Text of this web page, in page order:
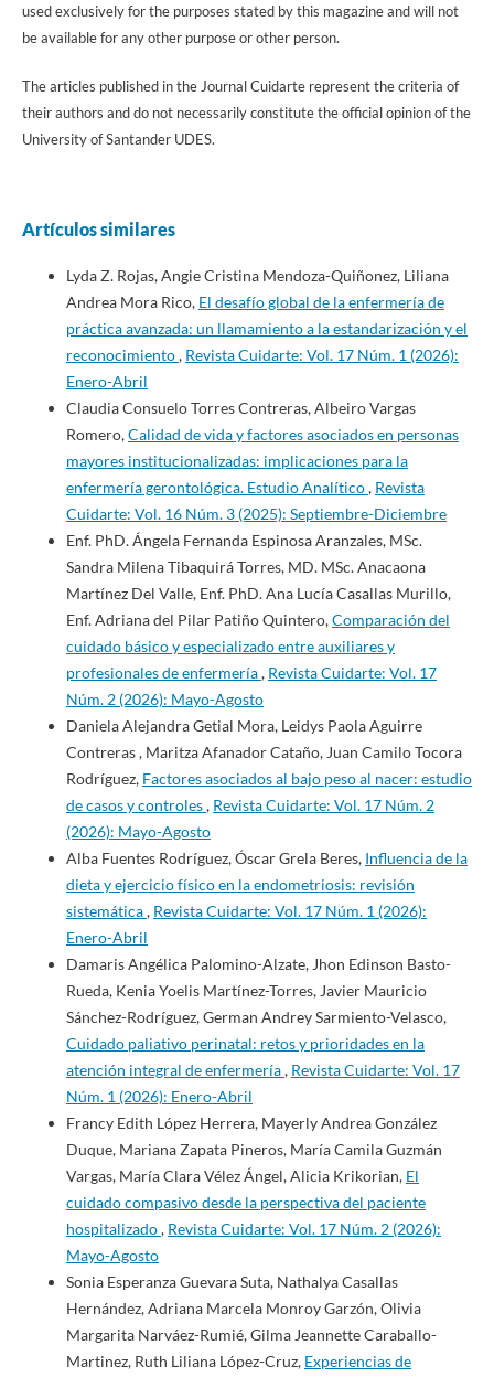
used exclusively for the purposes stated by this magazine and will not
be available for any other purpose or other person.
The articles published in the Journal Cuidarte represent the criteria of
their authors and do not necessarily constitute the official opinion of the
University of Santander UDES.
Artículos similares
Lyda Z. Rojas, Angie Cristina Mendoza-Quiñonez, Liliana
Andrea Mora Rico, El desafío global de la enfermería de
práctica avanzada: un llamamiento a la estandarización y el
reconocimiento, Revista Cuidarte: Vol. 17 Núm. 1 (2026):
Enero-Abril
Claudia Consuelo Torres Contreras, Albeiro Vargas
Romero,Calidad de vida y factores asociados en personas
mayores institucionalizadas: implicaciones para la
enfermería gerontológica. Estudio Analítico, Revista
Cuidarte: Vol. 16 Núm. 3 (2025): Septiembre-Diciembre
Enf. PhD. Ángela Fernanda Espinosa Aranzales, MSc.
Sandra Milena Tibaquirá Torres, MD. MSc. Anacaona
Martínez Del Valle, Enf. PhD. Ana Lucía Casallas Murillo,
Enf. Adriana del Pilar Patiño Quintero,Comparación del
cuidado básico y especializado entre auxiliares y
profesionales de enfermería, Revista Cuidarte: Vol. 17
Núm. 2 (2026): Mayo-Agosto
Daniela Alejandra Getial Mora, Leidys Paola Aguirre
Contreras , Maritza Afanador Cataño, Juan Camilo Tocora
Rodríguez, Factores asociados al bajo peso al nacer: estudio
de casos y controles, Revista Cuidarte: Vol. 17 Núm. 2
(2026): Mayo-Agosto
Alba Fuentes Rodríguez, Óscar Grela Beres, Influencia de la
dieta y ejercicio físico en la endometriosis: revisión
sistemática, Revista Cuidarte: Vol. 17 Núm. 1 (2026):
Enero-Abril
Damaris Angélica Palomino-Alzate, Jhon Edinson Basto-
Rueda, Kenia Yoelis Martínez-Torres, Javier Mauricio
Sánchez-Rodríguez, German Andrey Sarmiento-Velasco,
Cuidado paliativo perinatal: retos y prioridades en la
atención integral de enfermería, Revista Cuidarte: Vol. 17
Núm. 1 (2026): Enero-Abril
Francy Edith López Herrera, Mayerly Andrea González
Duque, Mariana Zapata Pineros, María Camila Guzmán
Vargas, María Clara Vélez Ángel, Alicia Krikorian, El
cuidado compasivo desde la perspectiva del paciente
hospitalizado, Revista Cuidarte: Vol. 17 Núm. 2 (2026):
Mayo-Agosto
Sonia Esperanza Guevara Suta, Nathalya Casallas
Hernández, Adriana Marcela Monroy Garzón, Olivia
Margarita Narváez-Rumié, Gilma Jeannette Caraballo-
Martinez, Ruth Liliana López-Cruz, Experiencias de